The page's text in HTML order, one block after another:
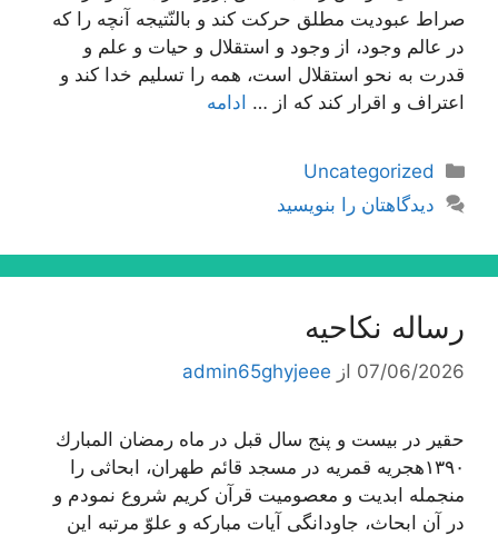
صراط عبودیت مطلق حركت كند و بالنّتیجه آنچه را كه
در عالم وجود، از وجود و استقلال و حیات و علم و
قدرت به نحو استقلال است، همه را تسلیم خدا كند و
اعتراف و اقرار كند كه از … ادامه
دسته‌ها
Uncategorized
دیدگاهتان را بنویسید
رساله نکاحیه
07/06/2026 از admin65ghyjeee
حقیر در بیست و پنج سال قبل در ماه رمضان المبارك
١٣٩٠هجریه قمریه در مسجد قائم طهران، ابحاثى را
منجمله ابدیت و معصومیت قرآن كریم شروع نمودم و
در آن ابحاث، جاودانگى آیات مباركه و علوّ مرتبه این